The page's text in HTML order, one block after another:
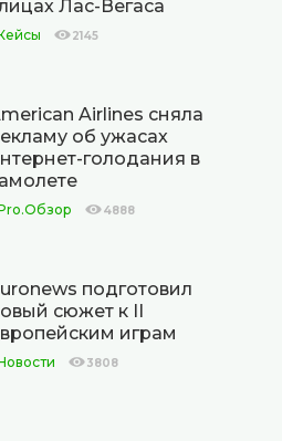
Лас-Вегаса
2145
Airlines сняла
об ужасах
голодания в
4888
подготовил
сюжет к II
играм
3808